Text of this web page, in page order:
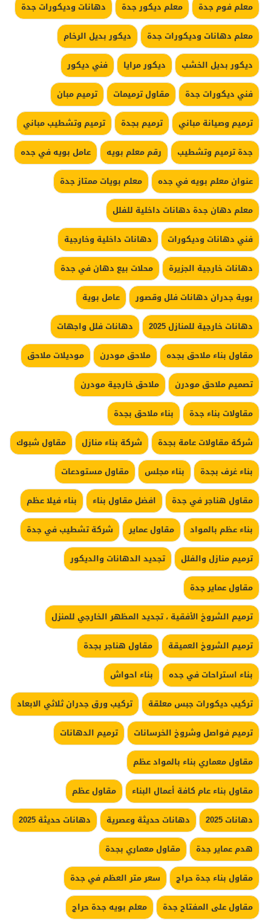
معلم فوم جدة معلم ديكور جدة
دهانات وديكورات جدة
معلم دهانات وديكورات جدة
ديكور بديل الرخام
ديكور بديل الخشب
ديكور مرايا
فني ديكور
فني ديكورات جدة
مقاول ترميمات
ترميم مبان
ترميم وصيانة مباني
ترميم بجدة
ترميم وتشطيب مباني
جدة ترميم وتشطيب
رقم معلم بويه
عامل بويه في جده
عنوان معلم بويه في جده
معلم بويات ممتاز جدة
معلم دهان جدة دهانات داخلية للفلل
فني دهانات وديكورات
دهانات داخلية وخارجية
دهانات خارجية الجزيرة
محلات بيع دهان في جدة
بوية جدران دهانات فلل وقصور
عامل بوية
دهانات خارجية للمنازل 2025
دهانات فلل واجهات
مقاول بناء ملاحق بجده
ملاحق مودرن
موديلات ملاحق
تصميم ملاحق مودرن
ملاحق خارجية مودرن
مقاولات بناء جدة
بناء ملاحق بجدة
شركة مقاولات عامة بجدة
شركة بناء منازل
مقاول شبوك
بناء غرف بجدة
بناء مجلس
مقاول مستودعات
مقاول هناجر في جدة
افضل مقاول بناء
بناء فيلا عظم
بناء عظم بالمواد
مقاول عماير
شركة تشطيب في جدة
ترميم منازل والفلل
تجديد الدهانات والديكور
مقاول عماير جدة
ترميم الشروخ الأفقية ، تجديد المظهر الخارجي للمنزل
ترميم الشروخ العميقة
مقاول هناجر بجدة
بناء استراحات في جده
بناء احواش
تركيب ديكورات جبس معلقة
تركيب ورق جدران ثلاثي الابعاد
ترميم فواصل وشروخ الخرسانات
ترميم الدهانات
مقاول معماري بناء بالمواد عظم
مقاول بناء عام كافة أعمال البناء
مقاول عظم
دهانات 2025
دهانات حديثة وعصرية
دهانات حديثة 2025
هدم عماير جدة
مقاول معماري بجدة
مقاول بناء جدة حراج
سعر متر العظم في جدة
مقاول على المفتاح جدة
معلم بويه جدة حراج